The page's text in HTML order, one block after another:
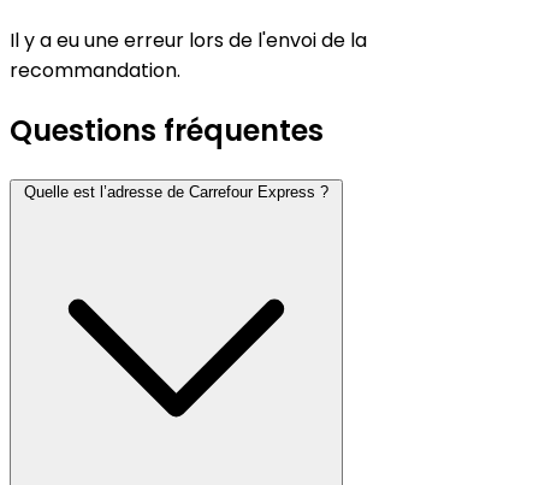
Il y a eu une erreur lors de l'envoi de la
recommandation.
Questions fréquentes
Quelle est l’adresse de Carrefour Express ?